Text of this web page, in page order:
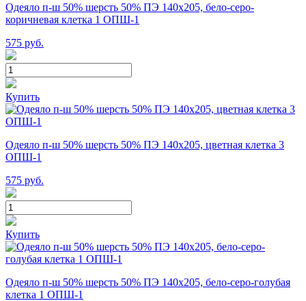
Одеяло п-ш 50% шерсть 50% ПЭ 140х205, бело-серо-
коричневая клетка 1 ОПШ-1
575 руб.
Купить
Одеяло п-ш 50% шерсть 50% ПЭ 140х205, цветная клетка 3
ОПШ-1
575 руб.
Купить
Одеяло п-ш 50% шерсть 50% ПЭ 140х205, бело-серо-голубая
клетка 1 ОПШ-1